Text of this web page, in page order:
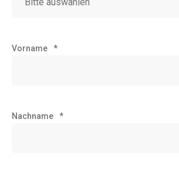
Vorname *
Nachname *